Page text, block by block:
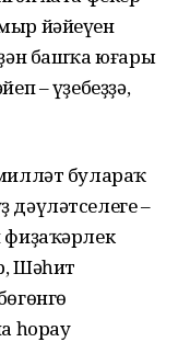
йәйеүен
башҡа юғары
– үҙебеҙҙә,
булараҡ
–
фиҙаҡәрлек
Шәһит
һорау